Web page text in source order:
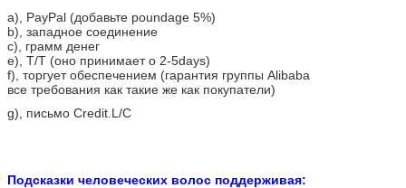
a), PayPal (добавьте poundage 5%)
b), западное соединение
c), грамм денег
e), T/T (оно принимает о 2-5days)
f), торгует обеспечением (гарантия группы Alibaba
все требования как такие же как покупатели)
g), письмо Credit.L/C
Подсказки человеческих волос поддерживая: